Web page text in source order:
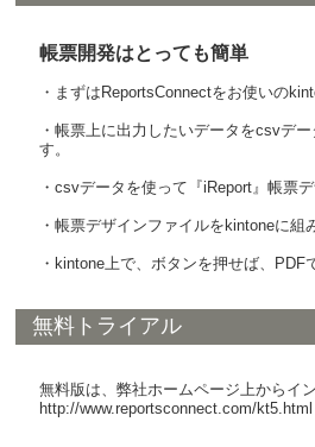
帳票開発はとっても簡単
・まずはReportsConnectをお使いの
・帳票上に出力したいデータをcsvデ
す。
・csvデータを使って『iReport』帳票
・帳票デザインファイルをkintoneに組
・kintone上で、ボタンを押せば、PDF
無料トライアル
無料版は、弊社ホームページ上からイ
http://www.reportsconnect.com/kt5.html